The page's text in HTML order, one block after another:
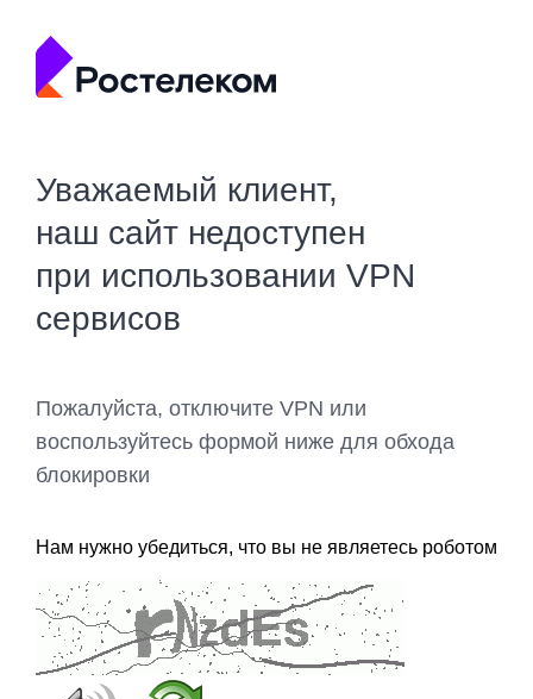
Уважаемый клиент,
наш сайт недоступен
при использовании VPN
сервисов
Пожалуйста, отключите VPN или
воспользуйтесь формой ниже для обхода
блокировки
Нам нужно убедиться, что вы не являетесь роботом